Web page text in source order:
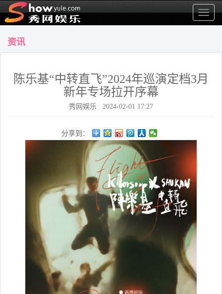
显
示
资讯
陈乐基“中转直飞”2024年巡演定档3月
新年专场拉开序幕
秀网娱乐 2024-02-01 17:27
分享到：